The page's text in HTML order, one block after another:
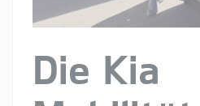
Die Kia